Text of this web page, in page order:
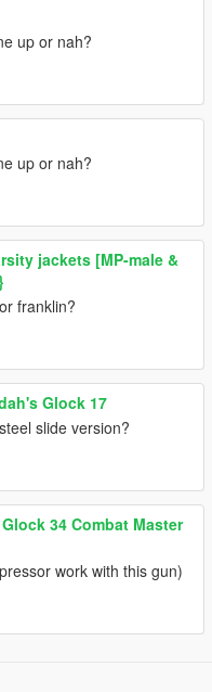
up or nah?
up or nah?
jackets [MP-male &
franklin?
Glock 17
slide version?
34 Combat Master
work with this gun)